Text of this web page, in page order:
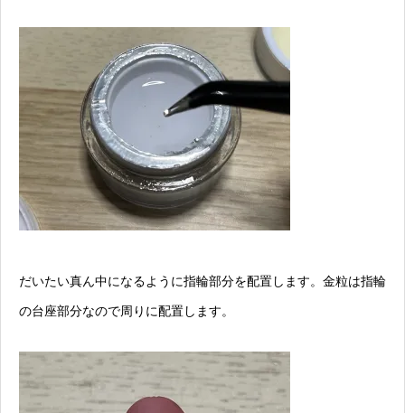
だいたい真ん中になるように指輪部分を配置します。金粒は指輪
の台座部分なので周りに配置します。